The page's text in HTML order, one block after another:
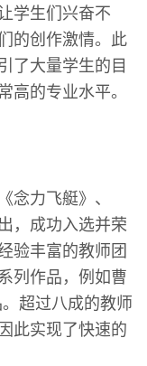
学生们兴奋不
的创作激情。此
了大量学生的目
高的专业水平。
念力飞艇》、
，成功入选并荣
验丰富的教师团
列作品，例如曹
超过八成的教师
此实现了快速的